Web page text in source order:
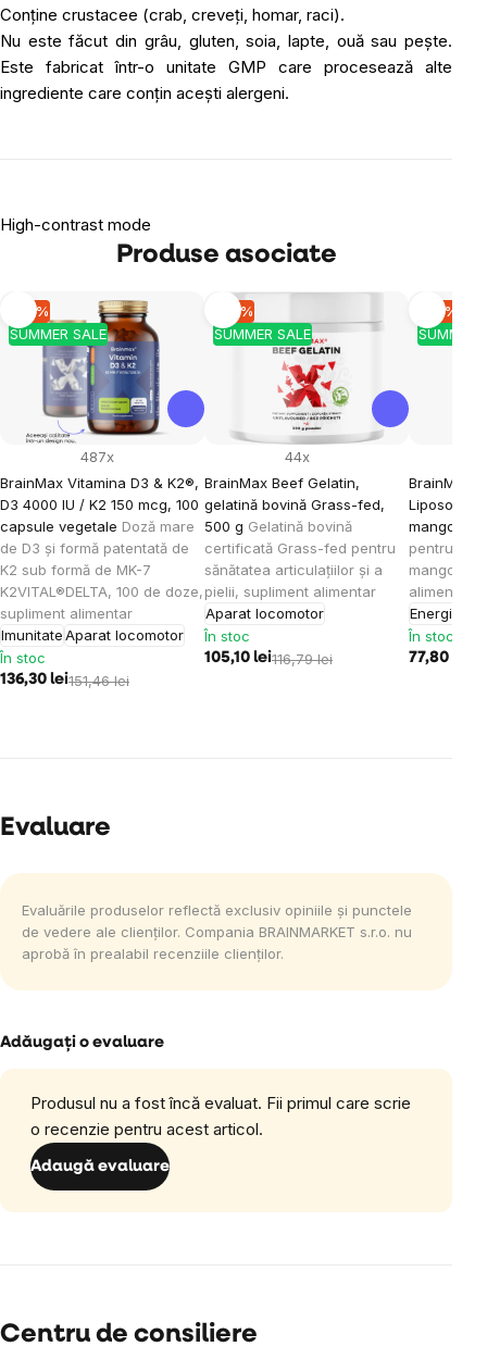
Conține crustacee (crab, creveți, homar, raci).
Nu este făcut din grâu, gluten, soia, lapte, ouă sau pește.
Este fabricat într-o unitate GMP care procesează alte
ingrediente care conțin acești alergeni.
High-contrast mode
Produse asociate
SUMMER SALE
-10 %
BrainMax Vitamina D3 & K2®,
D3 4000 IU / K2 150 mcg, 100
capsule vegetale Doză mare
de D3 și formă patentată de
K2 sub formă de MK-7
K2VITAL®DELTA, 100 de doze,
supliment alimentar
ImunitateAparat locomotor
487x
În stoc
136,30 lei151,46 lei
SUMMER SALE
-10 %
BrainMax Beef Gelatin,
gelatină bovină Grass-fed,
500 g Gelatină bovină
certificată Grass-fed pentru
sănătatea articulațiilor și a
pielii, supliment alimentar
Aparat locomotor
44x
În stoc
105,10 lei116,79 lei
SUMMER
-10 %
BrainMax
Liposomal
mango,
pentru
mango, 30
alimentar
Energie
În stoc
77,80 lei
Evaluare
Evaluările produselor reflectă exclusiv opiniile și punctele
de vedere ale clienților. Compania BRAINMARKET s.r.o. nu
aprobă în prealabil recenziile clienților.
Adăugaţi o evaluare
Produsul nu a fost încă evaluat. Fii primul care scrie
o recenzie pentru acest articol.
Adaugă evaluare
Centru de consiliere